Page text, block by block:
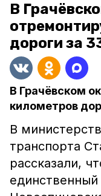
В
дороги за
В Грачёвском
километров
В
транспорта
рассказали,